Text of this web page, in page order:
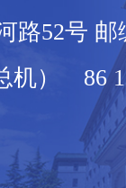
路52号 邮
机） 86